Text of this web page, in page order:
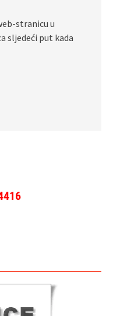
stranicu u
sljedeći put kada